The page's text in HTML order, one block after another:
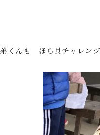
弟くんも ほら貝チャレンジ